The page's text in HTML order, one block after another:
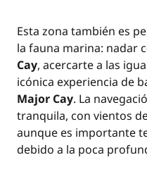
Esta zona también es
la fauna marina: nadar
Cay, acercarte a las
icónica experiencia de
Major Cay. La
tranquila, con vientos
aunque es importante
debido a la poca